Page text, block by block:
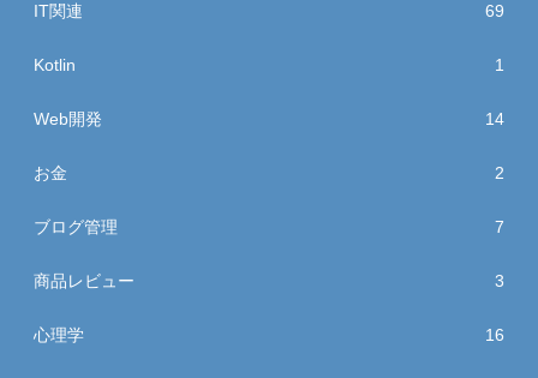
IT関連 69
Kotlin 1
Web開発 14
お金 2
ブログ管理 7
商品レビュー 3
心理学 16